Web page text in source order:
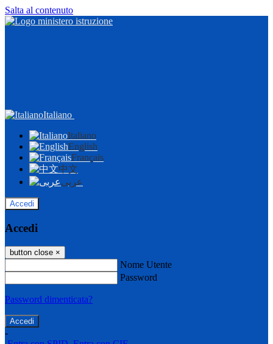
Salta al contenuto
Italiano
Italiano
English
Français
中文
عربى
Accedi
Accedi
button close ×
Nome Utente
Password
Password dimenticata?
-